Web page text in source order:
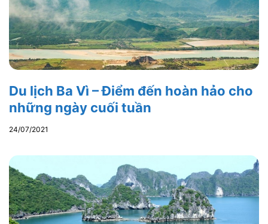
Du lịch Ba Vì – Điểm đến hoàn hảo cho
những ngày cuối tuần
24/07/2021